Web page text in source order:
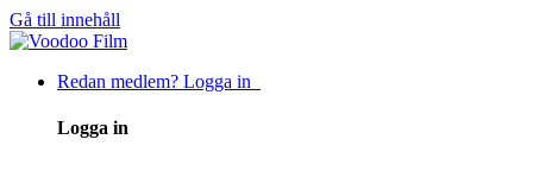
Gå till innehåll
Redan medlem? Logga in
Logga in